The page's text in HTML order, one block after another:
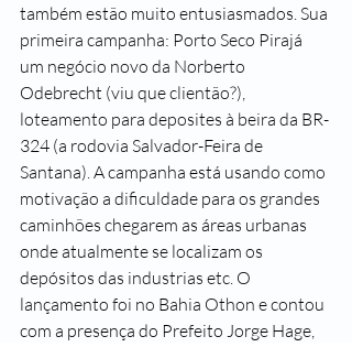
também estão muito entusiasmados. Sua
primeira campanha: Porto Seco Pirajá
um negócio novo da Norberto
Odebrecht (viu que clientão?),
loteamento para deposites à beira da BR-
324 (a rodovia Salvador-Feira de
Santana). A campanha está usando como
motivação a dificuldade para os grandes
caminhões chegarem as áreas urbanas
onde atualmente se localizam os
depósitos das industrias etc. O
lançamento foi no Bahia Othon e contou
com a presença do Prefeito Jorge Hage,